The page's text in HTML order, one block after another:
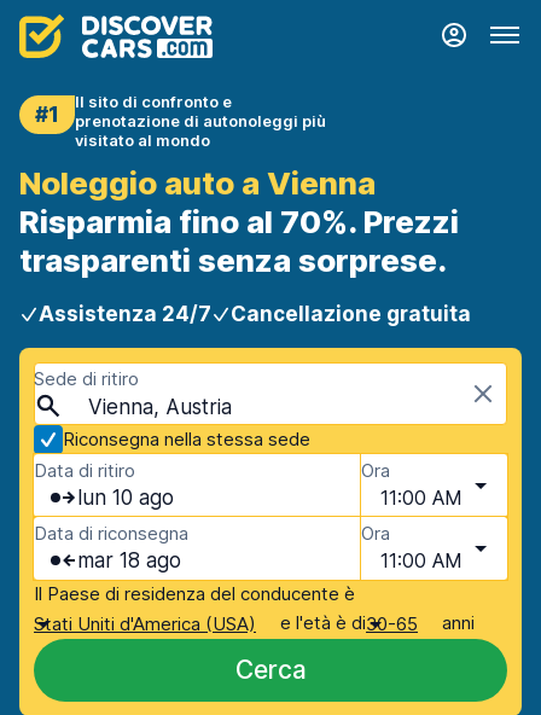
#1
Il sito di confronto e
prenotazione di autonoleggi più
visitato al mondo
Noleggio auto a Vienna
Risparmia fino al 70%. Prezzi
trasparenti senza sorprese.
Assistenza 24/7 Cancellazione gratuita
Sede di ritiro
Vienna, Austria
Riconsegna nella stessa sede
Data di ritiro
lun 10 ago
Ora
11:00 AM
Data di riconsegna
mar 18 ago
Ora
11:00 AM
Il Paese di residenza del conducente è
Stati Uniti d'America (USA)
e l'età è di30-65 anni
Cerca